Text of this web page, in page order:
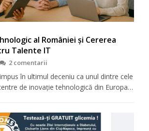
al României și Cererea
Talente IT
2 comentarii
în ultimul deceniu ca unul dintre cele
de inovație tehnologică din Europa…